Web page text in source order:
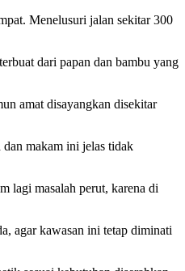
Menelusuri jalan sekitar 300
dari papan dan bambu yang
amat disayangkan disekitar
dan makam ini jelas tidak
lagi masalah perut, karena di
agar kawasan ini tetap diminati